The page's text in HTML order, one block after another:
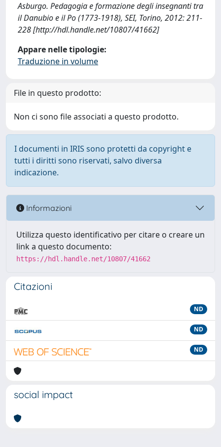
Asburgo. Pedagogia e formazione degli insegnanti tra
il Danubio e il Po (1773-1918), SEI, Torino, 2012: 211-
228 [http://hdl.handle.net/10807/41662]
Appare nelle tipologie:
Traduzione in volume
File in questo prodotto:
Non ci sono file associati a questo prodotto.
I documenti in IRIS sono protetti da copyright e
tutti i diritti sono riservati, salvo diversa
indicazione.
Informazioni
Utilizza questo identificativo per citare o creare un
link a questo documento:
https://hdl.handle.net/10807/41662
Citazioni
ND
ND
ND
social impact